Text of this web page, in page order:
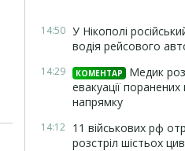
14:50 У Нікополі
водія рейсового
14:29 КОМЕНТАР
Медик
евакуації
напрямку
14:12 11 військових рф
розстріл шістьох